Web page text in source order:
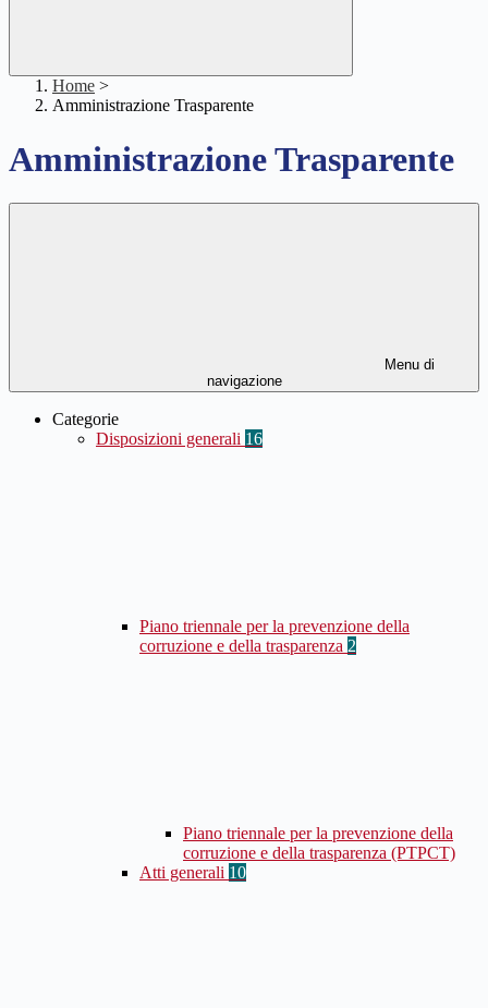
Home >
Amministrazione Trasparente
Amministrazione Trasparente
Menu di
navigazione
Categorie
Disposizioni generali 16
Piano triennale per la prevenzione della
corruzione e della trasparenza 2
Piano triennale per la prevenzione della
corruzione e della trasparenza (PTPCT)
Atti generali 10